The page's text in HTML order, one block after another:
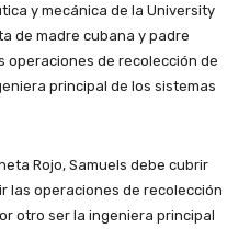
y mecánica de la University
de madre cubana y padre
operaciones de recolección de
principal de los sistemas
Rojo, Samuels debe cubrir
las operaciones de recolección
otro ser la ingeniera principal